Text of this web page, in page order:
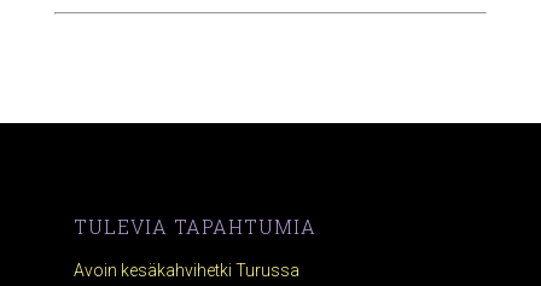
TULEVIA TAPAHTUMIA
Avoin kesäkahvihetki Turussa